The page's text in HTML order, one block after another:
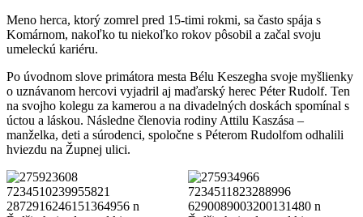
Meno herca, ktorý zomrel pred 15-timi rokmi, sa často spája s
Komárnom, nakoľko tu niekoľko rokov pôsobil a začal svoju
umeleckú kariéru.
Po úvodnom slove primátora mesta Bélu Keszegha svoje myšlienky
o uznávanom hercovi vyjadril aj maďarský herec Péter Rudolf. Ten
na svojho kolegu za kamerou a na divadelných doskách spomínal s
úctou a láskou. Následne členovia rodiny Attilu Kaszása –
manželka, deti a súrodenci, spoločne s Péterom Rudolfom odhalili
hviezdu na Župnej ulici.